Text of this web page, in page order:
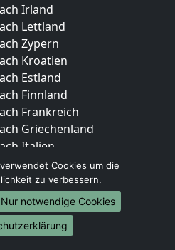
Irland
Lettland
Zypern
Kroatien
Estland
Finnland
Frankreich
Griechenland
Italien
Liechtenstein
Luxemburg
Niederlande
Norwegen
Cookies um die
zu verbessern.
Nur notwendige Cookies